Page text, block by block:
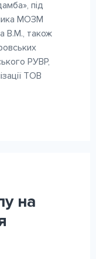
під
МОЗМ
В.М., також
РУВР,
ТОВ
на